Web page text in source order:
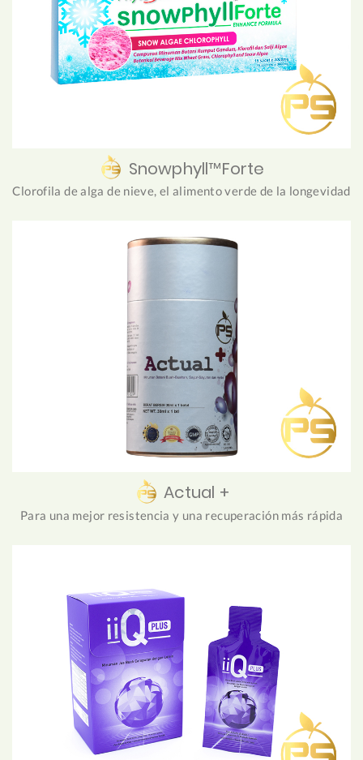
Snowphyll™Forte
Clorofila de alga de nieve, el alimento verde de la longevidad
Actual +
Para una mejor resistencia y una recuperación más rápida